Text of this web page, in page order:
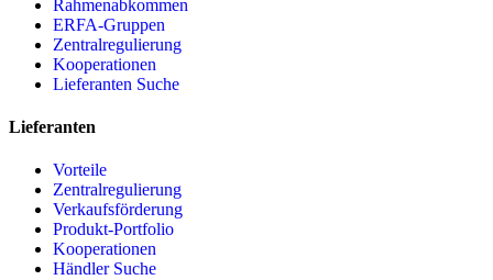
Rahmenabkommen
ERFA-Gruppen
Zentralregulierung
Kooperationen
Lieferanten Suche
Lieferanten
Vorteile
Zentralregulierung
Verkaufsförderung
Produkt-Portfolio
Kooperationen
Händler Suche